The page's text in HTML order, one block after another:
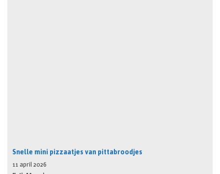
Snelle mini pizzaatjes van pittabroodjes
11 april 2026